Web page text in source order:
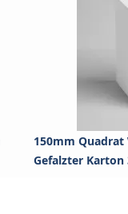
150mm Quadrat
Gefalzter Karton